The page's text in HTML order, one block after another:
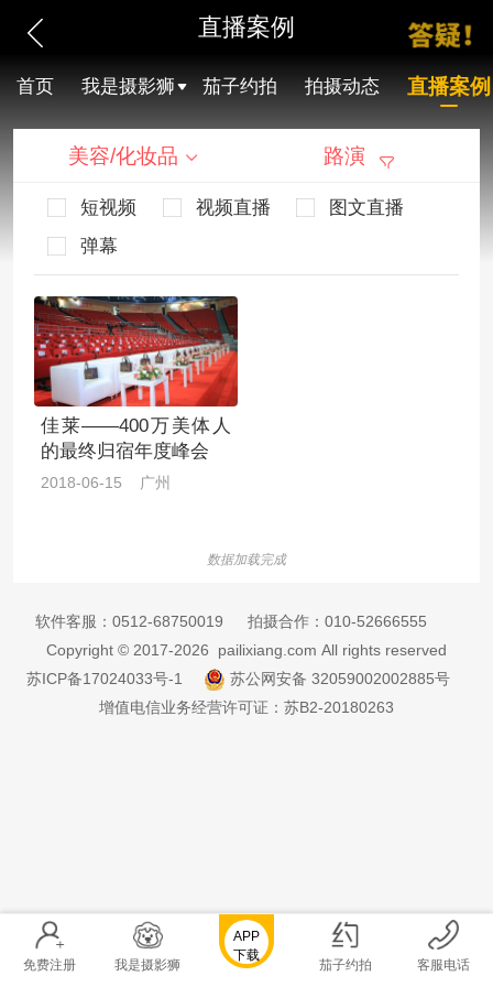
直播案例
首页 我是摄影狮 茄子约拍 拍摄动态 直播案例
美容/化妆品 路演
短视频 视频直播
图文直播
弹幕
佳莱——400万美体人
的最终归宿年度峰会
2018-06-15 广州
数据加载完成
软件客服： 0512-68750019 拍摄合作： 010-52666555
Copyright © 2017-2026 pailixiang.com All rights reserved
苏ICP备17024033号-1
苏公网安备 32059002002885号
增值电信业务经营许可证：苏B2-20180263
免费注册 我是摄影狮
APP
下载
茄子约拍 客服电话